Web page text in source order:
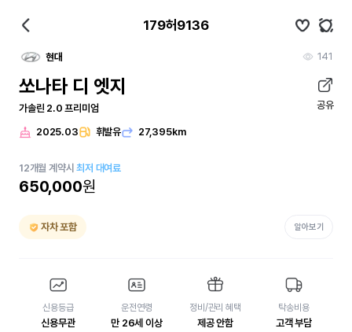
179허9136
현대 141
쏘나타 디 엣지
가솔린 2.0 프리미엄 공유
2025.03 휘발유 27,395km
12개월 계약시최저 대여료
650,000원
자차 포함 알아보기
신용등급
신용무관
운전연령
만 26세 이상
정비/관리 혜택
제공 안함
탁송비용
고객 부담